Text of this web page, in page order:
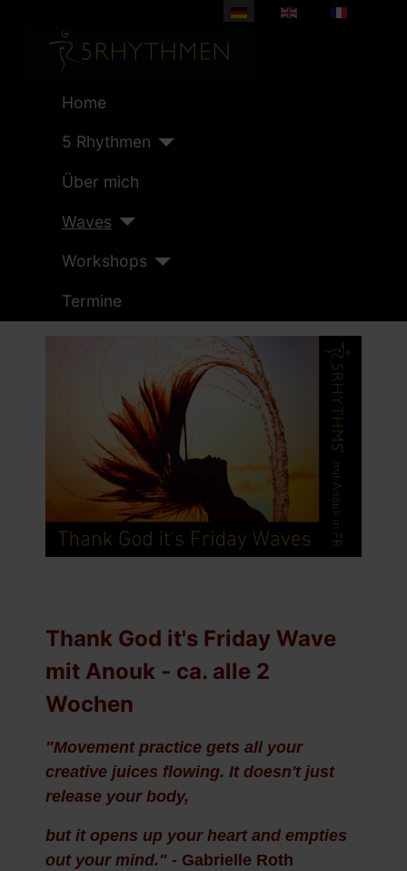
Sprache auswählen
Home
5 Rhythmen
Über mich
Waves
Workshops
Termine
Thank God it's Friday Wave
mit Anouk - ca. alle 2
Wochen
"Movement practice gets all your
creative juices flowing. It doesn't just
release your body,
but it opens up your heart and empties
out your mind." - Gabrielle Roth